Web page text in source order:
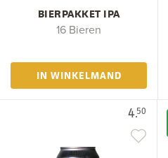
BIERPAKKET IPA
16 Bieren
IN WINKELMAND
4.50